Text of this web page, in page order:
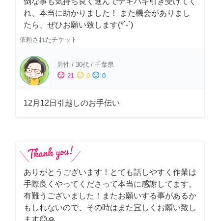
れ、本当に助かりました！ また機会がありまし
たら、ぜひお願い致します(*´-`)
依頼されたチケット
男性 / 30代 / 千葉県
sentiment_satisfied 21 sentiment_neutral 0 sentiment_dissatisfied 0
12月12日引越しのお手伝い
ありがとうございます！とても話しやすく作業は
手際良くやってくださって本当に感謝してます。
有難うございました！またお願いする事があるか
もしれないので、その時はまた宜しくお願い致し
ます😊🙏